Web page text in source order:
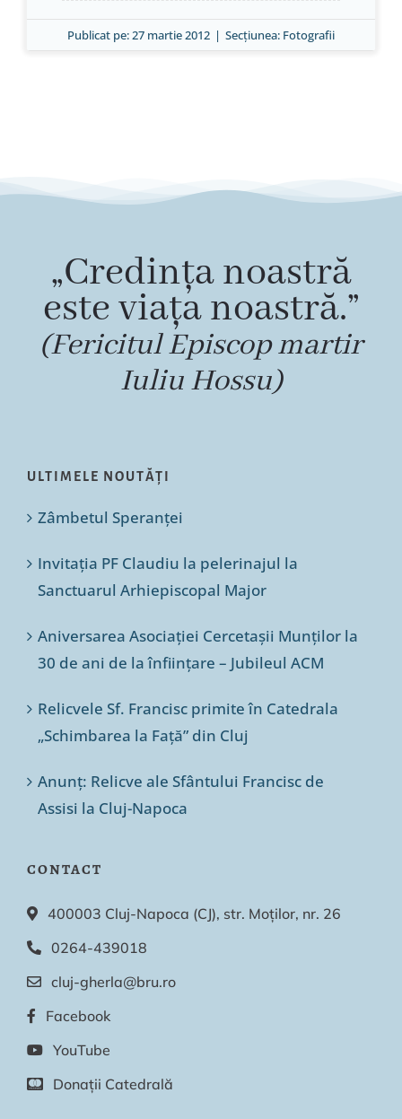
Publicat pe: 27 martie 2012 | Secțiunea: Fotografii
„Credința noastră
este viața noastră.”
(Fericitul Episcop martir
Iuliu Hossu)
ULTIMELE NOUTĂȚI
Zâmbetul Speranței
Invitația PF Claudiu la pelerinajul la
Sanctuarul Arhiepiscopal Major
Aniversarea Asociației Cercetașii Munților la
30 de ani de la înființare – Jubileul ACM
Relicvele Sf. Francisc primite în Catedrala
„Schimbarea la Față” din Cluj
Anunț: Relicve ale Sfântului Francisc de
Assisi la Cluj-Napoca
CONTACT
400003 Cluj-Napoca (CJ), str. Moților, nr. 26
0264-439018
cluj-gherla@bru.ro
Facebook
YouTube
Donații Catedrală